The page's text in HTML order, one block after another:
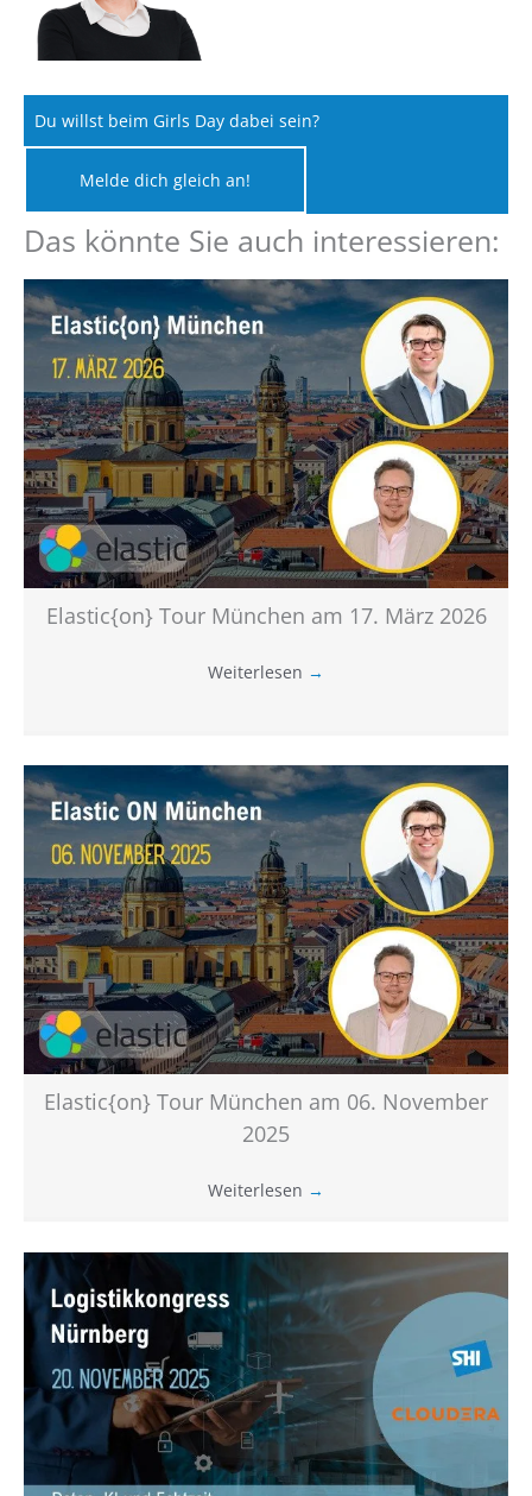
Du willst beim Girls Day dabei sein?
Melde dich gleich an!
Das könnte Sie auch interessieren:
Elastic{on} Tour München am 17. März 2026
Weiterlesen →
Elastic{on} Tour München am 06. November
2025
Weiterlesen →